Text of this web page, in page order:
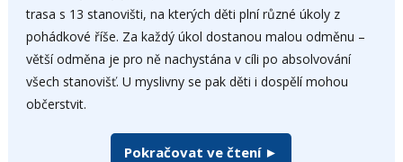
trasa s 13 stanovišti, na kterých děti plní různé úkoly z
pohádkové říše. Za každý úkol dostanou malou odměnu –
větší odměna je pro ně nachystána v cíli po absolvování
všech stanovišť. U myslivny se pak děti i dospělí mohou
občerstvit.
Pokračovat ve čtení ►